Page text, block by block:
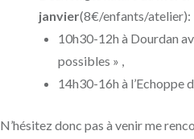
janvier(8€/enfants/atelier):
10h30-12h à Dourdan
possibles » ,
14h30-16h à l’Echoppe
N’hésitez donc pas à venir me